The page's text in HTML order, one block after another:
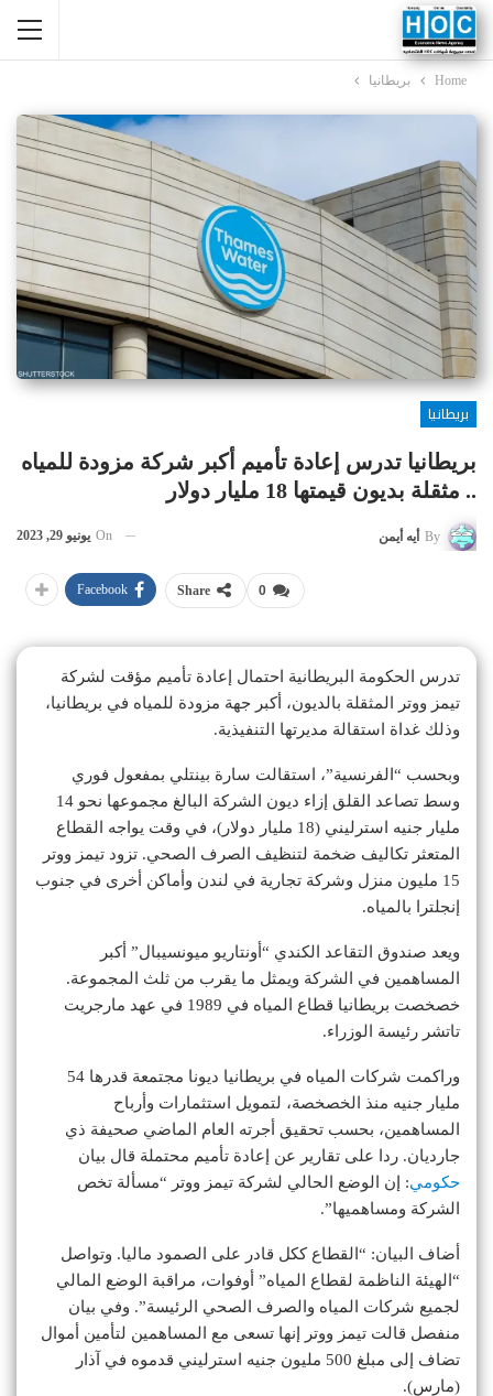
Home بريطانيا
بريطانيا
بريطانيا تدرس إعادة تأميم أكبر شركة مزودة للمياه
.. مثقلة بديون قيمتها 18 مليار دولار
By أيه أيمن On يونيو 29, 2023
0
Share
Facebook
تدرس الحكومة البريطانية احتمال إعادة تأميم مؤقت لشركة
تيمز ووتر المثقلة بالديون، أكبر جهة مزودة للمياه في بريطانيا،
وذلك غداة استقالة مديرتها التنفيذية.
وبحسب “الفرنسية”، استقالت سارة بينتلي بمفعول فوري
وسط تصاعد القلق إزاء ديون الشركة البالغ مجموعها نحو 14
مليار جنيه استرليني (18 مليار دولار)، في وقت يواجه القطاع
المتعثر تكاليف ضخمة لتنظيف الصرف الصحي. تزود تيمز ووتر
15 مليون منزل وشركة تجارية في لندن وأماكن أخرى في جنوب
إنجلترا بالمياه.
ويعد صندوق التقاعد الكندي “أونتاريو ميونسيبال” أكبر
المساهمين في الشركة ويمثل ما يقرب من ثلث المجموعة.
خصخصت بريطانيا قطاع المياه في 1989 في عهد مارجريت
تاتشر رئيسة الوزراء.
وراكمت شركات المياه في بريطانيا ديونا مجتمعة قدرها 54
مليار جنيه منذ الخصخصة، لتمويل استثمارات وأرباح
المساهمين، بحسب تحقيق أجرته العام الماضي صحيفة ذي
جارديان. ردا على تقارير عن إعادة تأميم محتملة قال بيان
حكومي: إن الوضع الحالي لشركة تيمز ووتر “مسألة تخص
الشركة ومساهميها”.
أضاف البيان: “القطاع ككل قادر على الصمود ماليا. وتواصل
“الهيئة الناظمة لقطاع المياه” أوفوات، مراقبة الوضع المالي
لجميع شركات المياه والصرف الصحي الرئيسة”. وفي بيان
منفصل قالت تيمز ووتر إنها تسعى مع المساهمين لتأمين أموال
تضاف إلى مبلغ 500 مليون جنيه استرليني قدموه في آذار
(مارس).